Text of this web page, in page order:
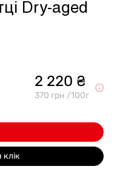
Dry-aged
2 220 ₴
370 грн /100г